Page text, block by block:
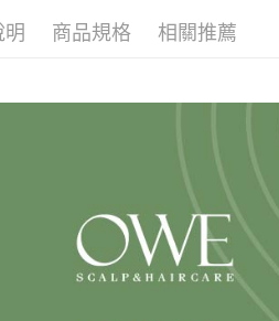
明 商品規格 相關推薦